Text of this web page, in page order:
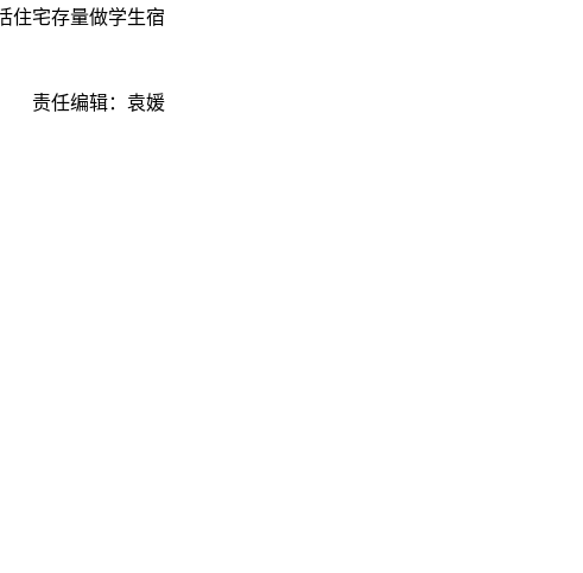
住宅存量做学生宿
责任编辑：袁媛